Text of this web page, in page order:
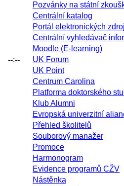
--:--
Pozvánky na státní
Centrální katalog
Portál elektronických
Centrální vyhledávač
Moodle (E-learning)
UK Forum
UK Point
Centrum Carolina
Platforma doktorského
Klub Alumni
Evropská univerzitní
Přehled školitelů
Souborový manažer
Promoce
Harmonogram
Evidence programů CŽV
Nástěnka